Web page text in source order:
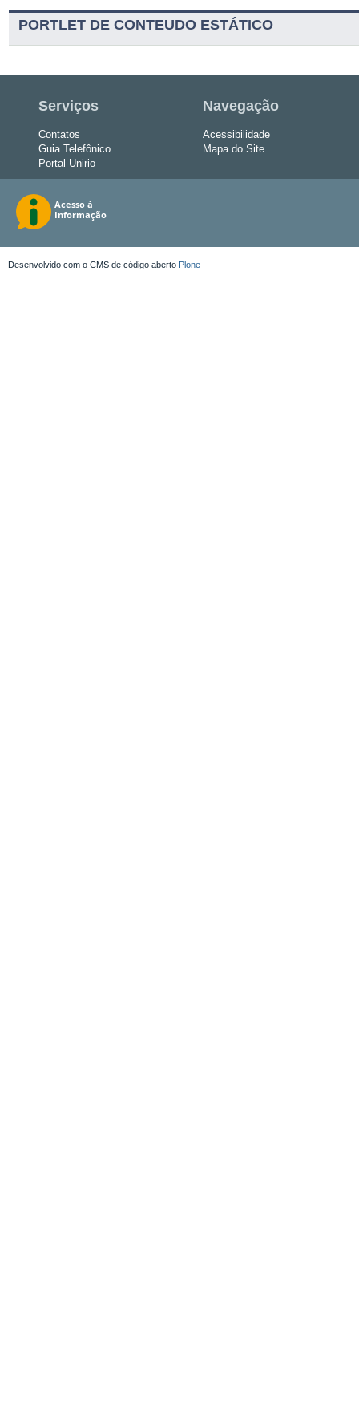
PORTLET DE CONTEUDO ESTÁTICO
Serviços
Contatos
Guia Telefônico
Portal Unirio
Navegação
Acessibilidade
Mapa do Site
Desenvolvido com o CMS de código aberto Plone